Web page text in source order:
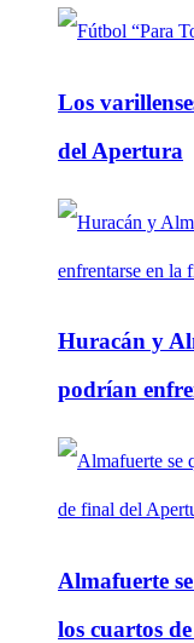
Los
del Apertura
Huracán y
podrían
Almafuerte
los cuartos